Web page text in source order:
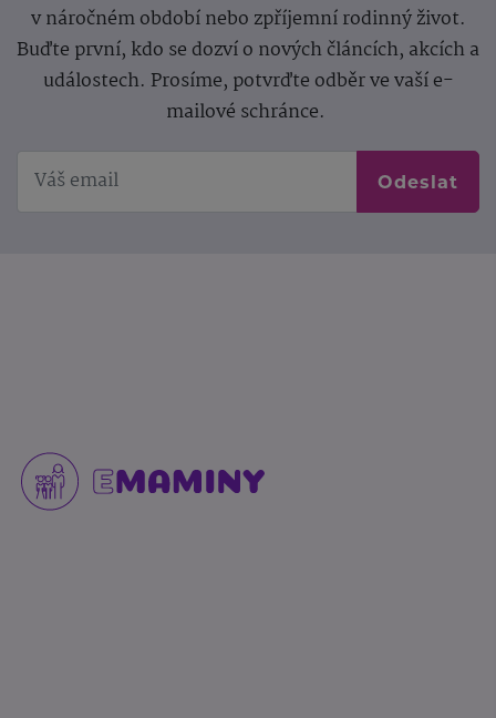
v náročném období nebo zpříjemní rodinný život.
Buďte první, kdo se dozví o nových článcích, akcích a
událostech. Prosíme, potvrďte odběr ve vaší e-
mailové schránce.
Odeslat